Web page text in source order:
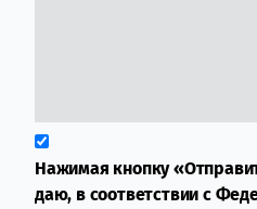
Нажимая кнопку
даю, в соответствии с